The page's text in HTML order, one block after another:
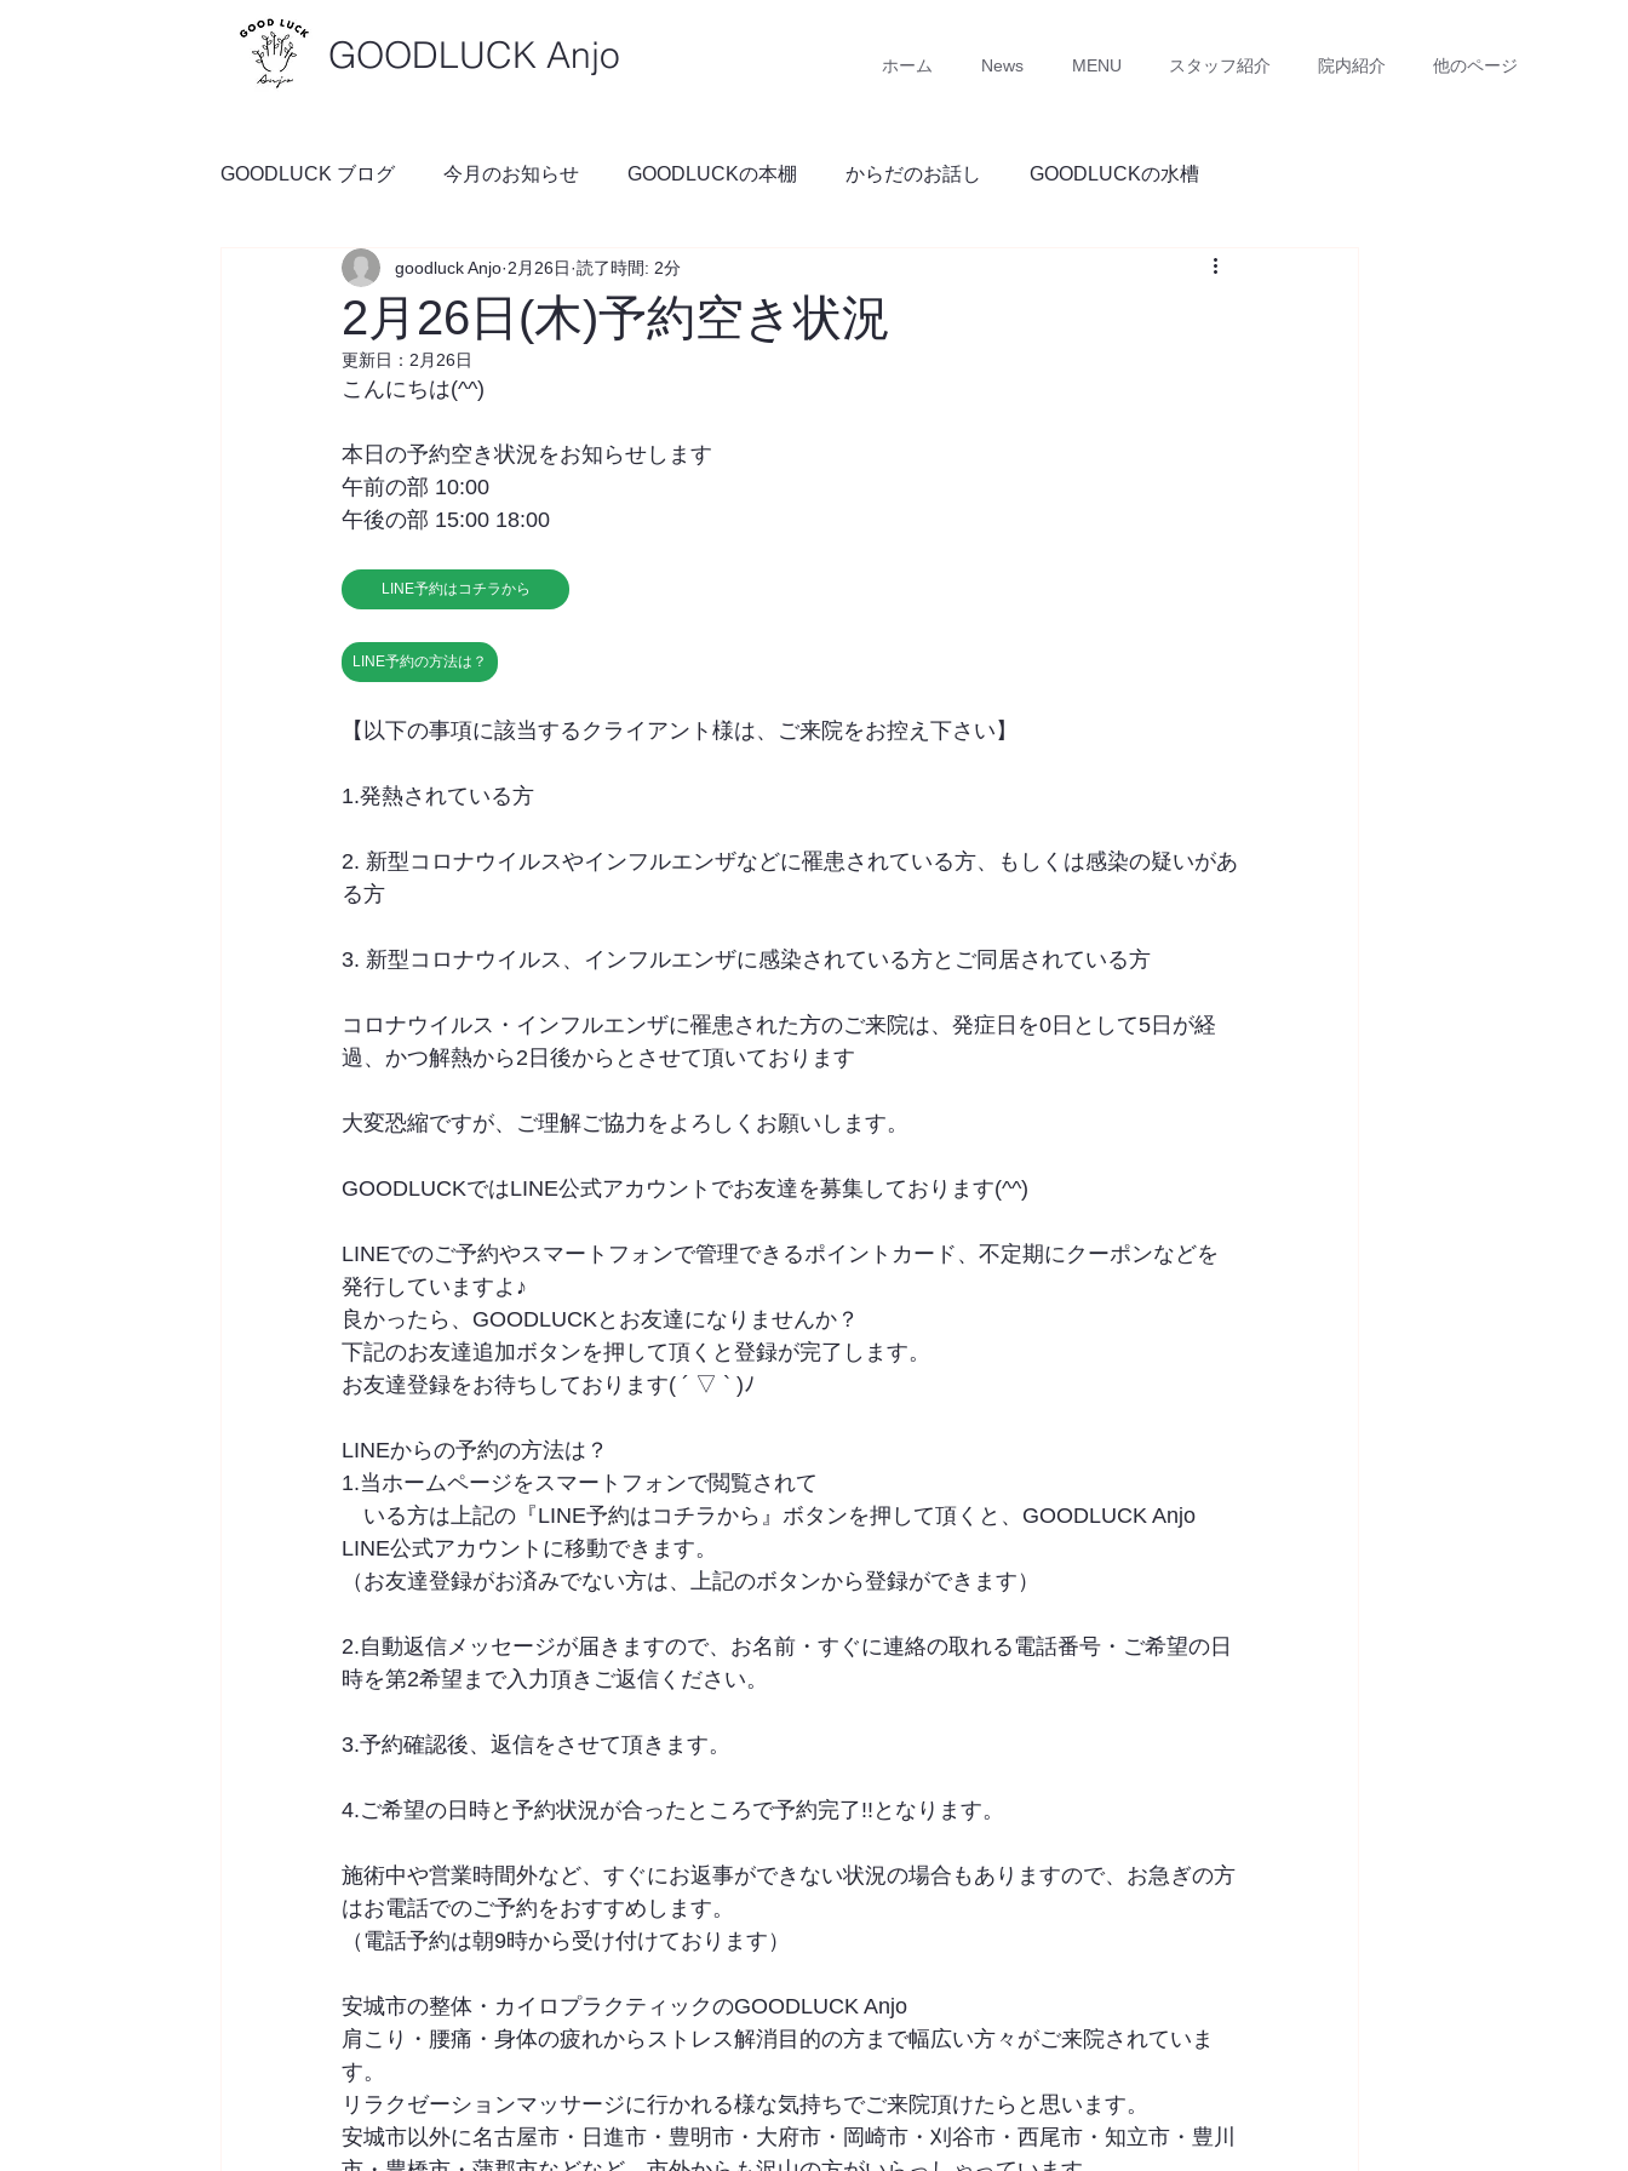
ホーム News MENU スタッフ紹介 院内紹介 他のページ
GOODLUCK Anjo
GOODLUCK ブログ 今月のお知らせ GOODLUCKの本棚 からだのお話し GOODLUCKの水槽
料理の時間 予約空き状況 GOODLUCKブログ
2月26日(木)予約空き状況
goodluck Anjo 2月26日 読了時間: 2分
更新日： 2月26日
こんにちは(^^)
本日の予約空き状況をお知らせします
午前の部 10:00
午後の部 15:00 18:00
LINE予約はコチラから
LINE予約の方法は？
【以下の事項に該当するクライアント様は、ご来院をお控え下さい】
1.発熱されている方
2. 新型コロナウイルスやインフルエンザなどに罹患されている方、もしくは感染の疑いがあ
る方
3. 新型コロナウイルス、インフルエンザに感染されている方とご同居されている方
コロナウイルス・インフルエンザに罹患された方のご来院は、発症日を0日として5日が経
過、かつ解熱から2日後からとさせて頂いております
大変恐縮ですが、ご理解ご協力をよろしくお願いします。
GOODLUCKではLINE公式アカウントでお友達を募集しております(^^)
LINEでのご予約やスマートフォンで管理できるポイントカード、不定期にクーポンなどを
発行していますよ♪
良かったら、GOODLUCKとお友達になりませんか？
下記のお友達追加ボタンを押して頂くと登録が完了します。
お友達登録をお待ちしております( ´ ▽ ` )ﾉ
LINEからの予約の方法は？
1.当ホームページをスマートフォンで閲覧されて
いる方は上記の『LINE予約はコチラから』ボタンを押して頂くと、GOODLUCK Anjo
LINE公式アカウントに移動できます。
（お友達登録がお済みでない方は、上記のボタンから登録ができます）
2.自動返信メッセージが届きますので、お名前・すぐに連絡の取れる電話番号・ご希望の日
時を第2希望まで入力頂きご返信ください。
3.予約確認後、返信をさせて頂きます。
4.ご希望の日時と予約状況が合ったところで予約完了!!となります。
施術中や営業時間外など、すぐにお返事ができない状況の場合もありますので、お急ぎの方
はお電話でのご予約をおすすめします。
（電話予約は朝9時から受け付けております）
安城市の整体・カイロプラクティックのGOODLUCK Anjo
肩こり・腰痛・身体の疲れからストレス解消目的の方まで幅広い方々がご来院されていま
す。
リラクゼーションマッサージに行かれる様な気持ちでご来院頂けたらと思います。
安城市以外に名古屋市・日進市・豊明市・大府市・岡崎市・刈谷市・西尾市・知立市・豊川